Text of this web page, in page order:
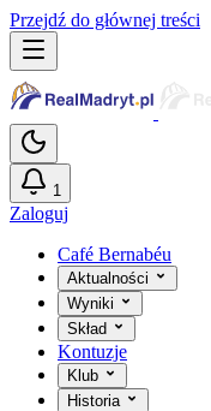
Przejdź do głównej treści
1
Zaloguj
Café Bernabéu
Aktualności
Wyniki
Skład
Kontuzje
Klub
Historia